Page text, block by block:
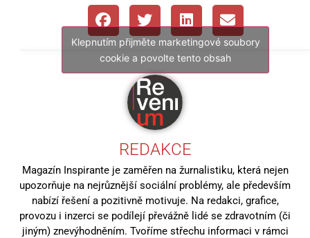
Klepnutím přijměte marketingové soubory
cookie a povolte tento obsah
REDAKCE
Magazín Inspirante je zaměřen na žurnalistiku, která nejen
upozorňuje na nejrůznější sociální problémy, ale především
nabízí řešení a pozitivně motivuje. Na redakci, grafice,
provozu i inzerci se podílejí převážně lidé se zdravotním (či
jiným) znevýhodněním. Tvoříme střechu informaci v rámci